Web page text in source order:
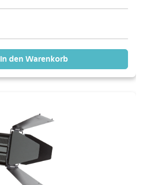
In den Warenkorb